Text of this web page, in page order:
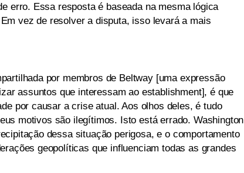
erro. Essa resposta é baseada na mesma lógica
vez de resolver a disputa, isso levará a mais
por membros de Beltway [uma expressão
assuntos que interessam ao establishment], é que
por causar a crise atual. Aos olhos deles, é tudo
motivos são ilegítimos. Isto está errado. Washington
dessa situação perigosa, e o comportamento
geopolíticas que influenciam todas as grandes